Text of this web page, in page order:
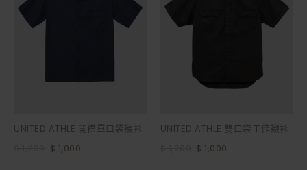
UNITED ATHLE 開襟單口袋襯衫
$ 1,000
UNITED ATHLE 雙口袋工作襯衫
$ 1,000